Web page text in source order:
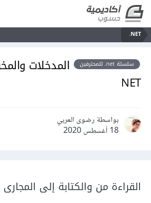
‎.NET
سلسلة net. للمحترفين
NET
بواسطة رضوى العربي
18 أغسطس 2020
القراءة من والكتابة إلى